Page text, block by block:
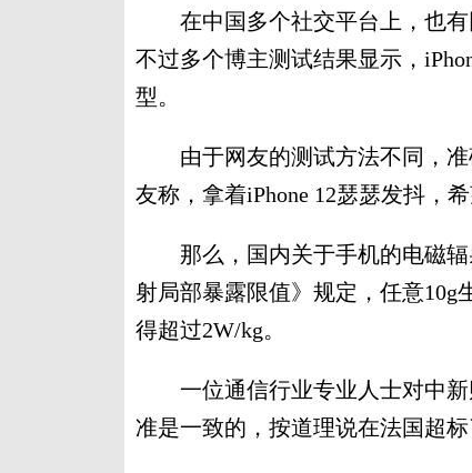
在中国多个社交平台上，也有
不过多个博主测试结果显示，
型。
由于网友的测试方法不同，准
友称，拿着iPhone 12瑟瑟发抖，
那么，国内关于手机的电磁辐
射局部暴露限值》规定，任意10g
得超过2W/kg。
一位通信行业专业人士对中新
准是一致的，按道理说在法国超